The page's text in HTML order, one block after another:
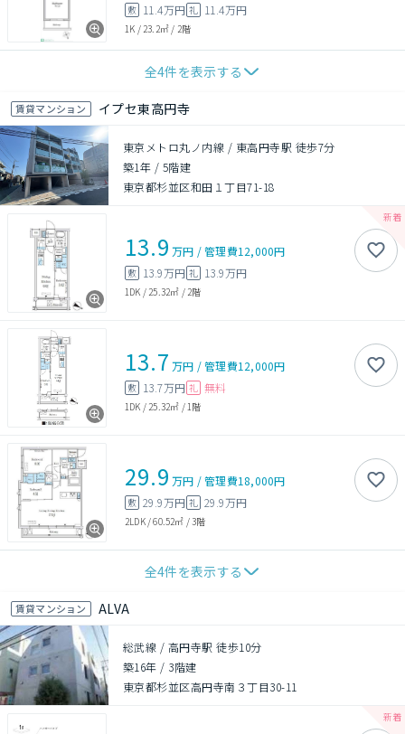
敷 11.4万円 礼 11.4万円
1K /23.2㎡ / 2階
全4件を表示する
賃貸マンション イプセ東高円寺
東京メトロ丸ノ内線 / 東高円寺駅 徒歩7分
築1年 / 5階建
東京都杉並区和田１丁目71-18
13.9 万円 /管理費12,000円
敷 13.9万円 礼 13.9万円
1DK / 25.32㎡ / 2階
13.7 万円 /管理費12,000円
敷 13.7万円 礼 無料
1DK / 25.32㎡ / 1階
29.9 万円 /管理費18,000円
敷 29.9万円 礼 29.9万円
2LDK/60.52㎡ /3階
全4件を表示する
賃貸マンション ALVA
総武線 / 高円寺駅 徒歩10分
築16年 / 3階建
東京都杉並区高円寺南３丁目30-11